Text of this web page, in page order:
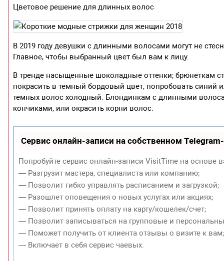
Цветовое решение для длинных волос
В 2019 году девушки с длинными волосами могут не
Главное, чтобы выбранный цвет был вам к лицу.
В тренде насыщенные шоколадные оттенки; брюнеткам
покрасить в темный бордовый цвет, попробовать синий
темных волос холодный. Блондинкам с длинными
кончиками, или окрасить корни волос.
Сервис онлайн-записи на собственном
Попробуйте сервис онлайн-записи VisitTime на основе
— Разгрузит мастера, специалиста или компанию;
— Позволит гибко управлять расписанием и загрузкой;
— Разошлет оповещения о новых услугах или акциях;
— Позволит принять оплату на карту/кошелек/счет;
— Позволит записываться на групповые и
— Поможет получить от клиента отзывы о визите к вам;
— Включает в себя сервис чаевых.